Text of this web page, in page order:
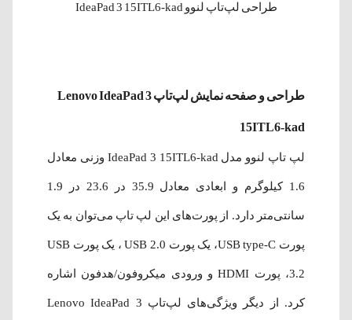
طراحی لپ‌تاپ لنوو IdeaPad 3 15ITL6-kad
طراحی و صفحه نمایش لپ‌تاپ Lenovo IdeaPad 3
15ITL6-kad
لپ تاپ لنوو مدل IdeaPad 3 15ITL6-kad وزنی معادل
1.6 کیلوگرم و ابعادی معادل 35.9 در 23.6 در 1.9
سانتی‌متر دارد. از پورت‌های این لپ تاپ می‌توان به یک
پورت USB type-C، یک پورت USB 2.0 ، یک پورت USB
3.2، پورت HDMI و ورودی میکروفون/هدفون اشاره
کرد. از دیگر ویژگی‌های لپ‌تاپ Lenovo IdeaPad 3